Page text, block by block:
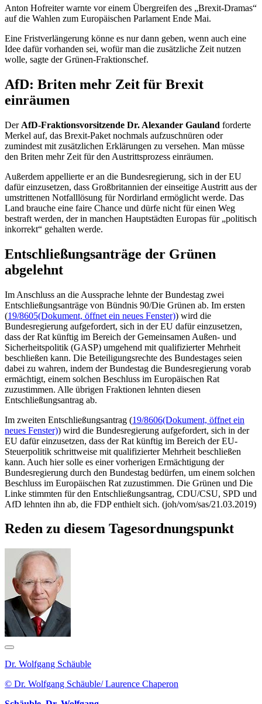
Anton Hofreiter warnte vor einem Übergreifen des „Brexit-Dramas“
auf die Wahlen zum Europäischen Parlament Ende Mai.
Eine Fristverlängerung könne es nur dann geben, wenn auch eine
Idee dafür vorhanden sei, wofür man die zusätzliche Zeit nutzen
wolle, sagte der Grünen-Fraktionschef.
AfD: Briten mehr Zeit für Brexit
einräumen
Der AfD-Fraktionsvorsitzende Dr. Alexander Gauland forderte
Merkel auf, das Brexit-Paket nochmals aufzuschnüren oder
zumindest mit zusätzlichen Erklärungen zu versehen. Man müsse
den Briten mehr Zeit für den Austrittsprozess einräumen.
Außerdem appellierte er an die Bundesregierung, sich in der EU
dafür einzusetzen, dass Großbritannien der einseitige Austritt aus der
umstrittenen Notfalllösung für Nordirland ermöglicht werde. Das
Land brauche eine faire Chance und dürfe nicht für einen Weg
bestraft werden, der in manchen Hauptstädten Europas für „politisch
inkorrekt“ gehalten werde.
Entschließungsanträge der Grünen
abgelehnt
Im Anschluss an die Aussprache lehnte der Bundestag zwei
Entschließungsanträge von Bündnis 90/Die Grünen ab. Im ersten
(19/8605(Dokument, öffnet ein neues Fenster)) wird die
Bundesregierung aufgefordert, sich in der EU dafür einzusetzen,
dass der Rat künftig im Bereich der Gemeinsamen Außen- und
Sicherheitspolitik (GASP) umgehend mit qualifizierter Mehrheit
beschließen kann. Die Beteiligungsrechte des Bundestages seien
dabei zu wahren, indem der Bundestag die Bundesregierung vorab
ermächtigt, einem solchen Beschluss im Europäischen Rat
zuzustimmen. Alle übrigen Fraktionen lehnten diesen
Entschließungsantrag ab.
Im zweiten Entschließungsantrag (19/8606(Dokument, öffnet ein
neues Fenster)) wird die Bundesregierung aufgefordert, sich in der
EU dafür einzusetzen, dass der Rat künftig im Bereich der EU-
Steuerpolitik schrittweise mit qualifizierter Mehrheit beschließen
kann. Auch hier solle es einer vorherigen Ermächtigung der
Bundesregierung durch den Bundestag bedürfen, um einem solchen
Beschluss im Europäischen Rat zuzustimmen. Die Grünen und Die
Linke stimmten für den Entschließungsantrag, CDU/CSU, SPD und
AfD lehnten ihn ab, die FDP enthielt sich. (joh/vom/sas/21.03.2019)
Reden zu diesem Tagesordnungspunkt
Dr. Wolfgang Schäuble
© Dr. Wolfgang Schäuble/ Laurence Chaperon